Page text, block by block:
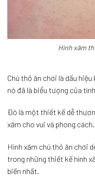
Hình xăm
Chú thỏ ăn chơi là dấu
nó đã là biểu tượng của
Đó là một thiết kế dễ
xăm cho vui và phong cách.
Hình xăm chú thỏ ăn chơi
trong những thiết kế hình
biến nhất.